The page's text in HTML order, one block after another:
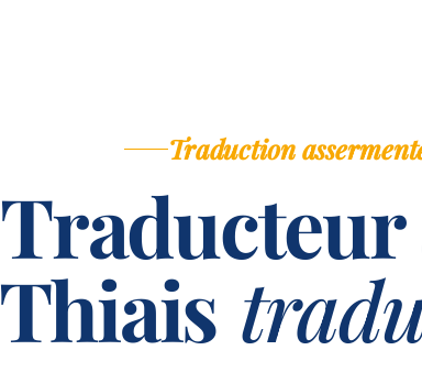
Traduction
Traducteur
Thiais